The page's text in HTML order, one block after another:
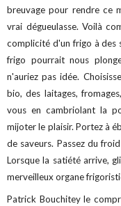
breuvage pour rendre ce
vrai dégueulasse. Voilà
complicité d'un frigo à des
frigo pourrait nous
n'auriez pas idée.
bio, des laitages,
vous en cambriolant la
mijoter le plaisir. Portez à
de saveurs. Passez du
Lorsque la satiété arrive,
merveilleux organe
Patrick Bouchitey le